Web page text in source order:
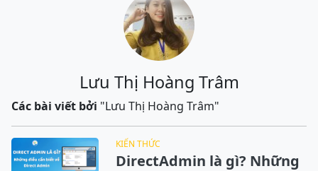
Lưu Thị Hoàng Trâm
Các bài viết bởi "Lưu Thị Hoàng Trâm"
KIẾN THỨC
DirectAdmin là gì? Những